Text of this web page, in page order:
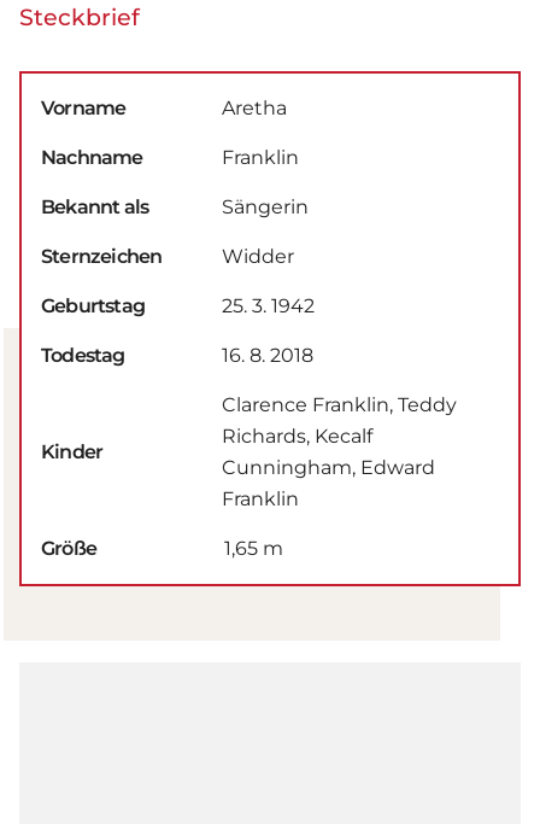
Steckbrief
Vorname Aretha
Nachname Franklin
Bekannt als Sängerin
Sternzeichen Widder
Geburtstag 25. 3. 1942
Todestag 16. 8. 2018
Kinder
Clarence Franklin, Teddy
Richards, Kecalf
Cunningham, Edward
Franklin
Größe 1,65 m